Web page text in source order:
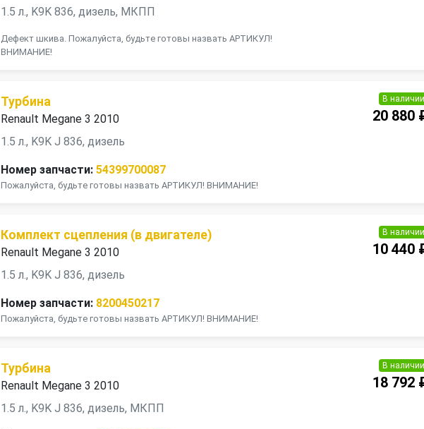
1.5 л., K9K 836, дизель, МКПП
Дефект шкива. Пожалуйста, будьте готовы назвать АРТИКУЛ!
ВНИМАНИЕ!
Турбина
Renault Megane 3 2010
1.5 л., K9K J 836, дизель
Номер запчасти: 54399700087
Пожалуйста, будьте готовы назвать АРТИКУЛ! ВНИМАНИЕ!
В наличии
20 880
Комплект сцепления (в двигателе)
Renault Megane 3 2010
1.5 л., K9K J 836, дизель
Номер запчасти: 8200450217
Пожалуйста, будьте готовы назвать АРТИКУЛ! ВНИМАНИЕ!
В наличии
10 440
Турбина
Renault Megane 3 2010
1.5 л., K9K J 836, дизель, МКПП
В наличии
18 792